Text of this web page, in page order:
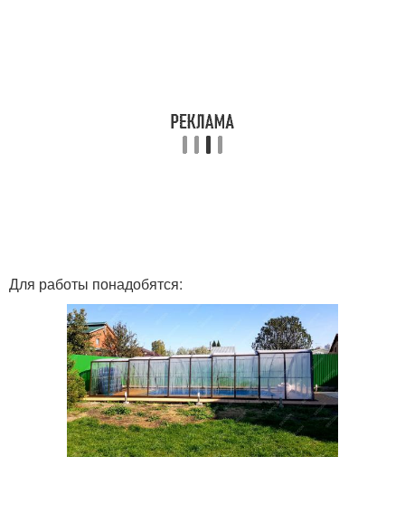
Каркас под стену
Для работы понадобятся: